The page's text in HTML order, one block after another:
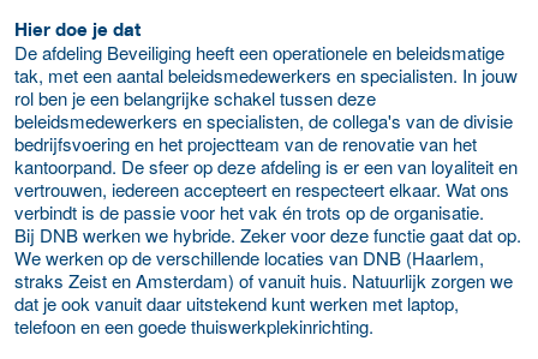
Hier doe je dat
De afdeling Beveiliging heeft een operationele en beleidsmatige
tak, met een aantal beleidsmedewerkers en specialisten. In jouw
rol ben je een belangrijke schakel tussen deze
beleidsmedewerkers en specialisten, de collega's van de divisie
bedrijfsvoering en het projectteam van de renovatie van het
kantoorpand. De sfeer op deze afdeling is er een van loyaliteit en
vertrouwen, iedereen accepteert en respecteert elkaar. Wat ons
verbindt is de passie voor het vak én trots op de organisatie.
Bij DNB werken we hybride. Zeker voor deze functie gaat dat op.
We werken op de verschillende locaties van DNB (Haarlem,
straks Zeist en Amsterdam) of vanuit huis. Natuurlijk zorgen we
dat je ook vanuit daar uitstekend kunt werken met laptop,
telefoon en een goede thuiswerkplekinrichting.